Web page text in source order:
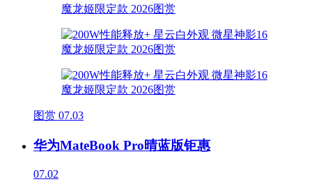
图赏 07.03
华为MateBook Pro晴蓝版钜惠
07.02